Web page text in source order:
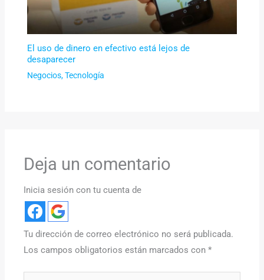
El uso de dinero en efectivo está lejos de
desaparecer
Negocios,Tecnología
Deja un comentario
Inicia sesión con tu cuenta de
Tu dirección de correo electrónico no será publicada.
Los campos obligatorios están marcados con*